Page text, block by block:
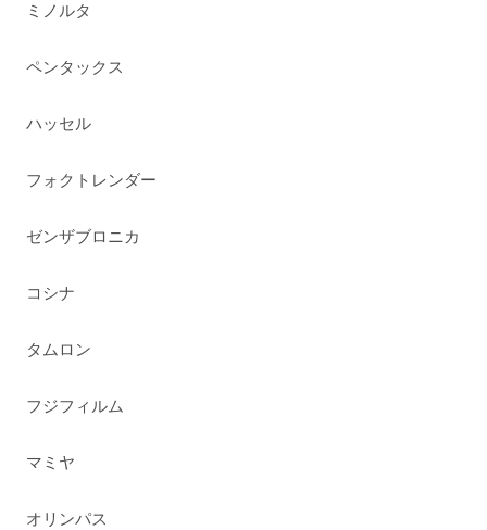
ミノルタ
ペンタックス
ハッセル
フォクトレンダー
ゼンザブロニカ
コシナ
タムロン
フジフィルム
マミヤ
オリンパス